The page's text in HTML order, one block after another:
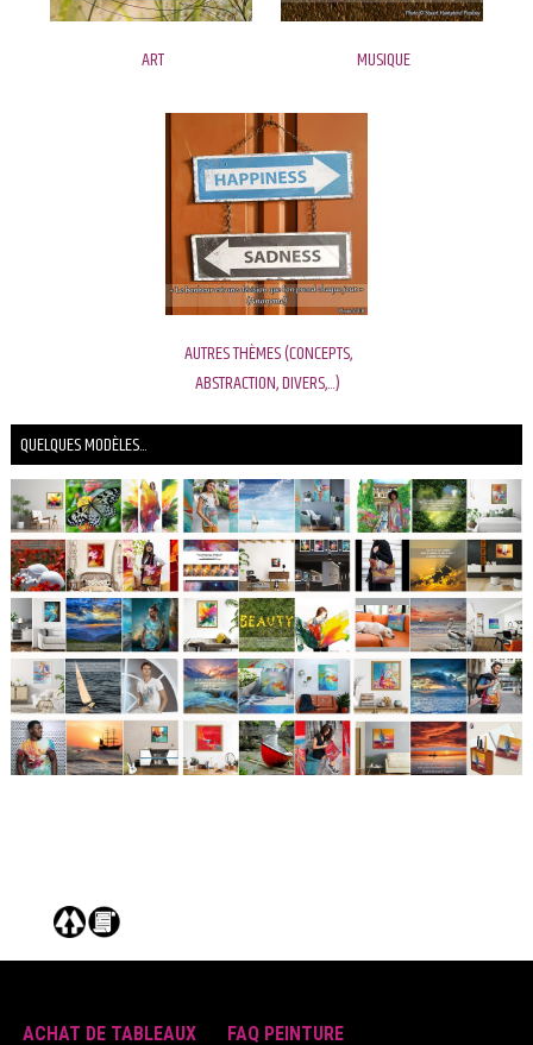
ART MUSIQUE
AUTRES THÈMES (CONCEPTS,
ABSTRACTION, DIVERS,...)
QUELQUES MODÈLES...
ACHAT DE TABLEAUX
FAQ PEINTURE